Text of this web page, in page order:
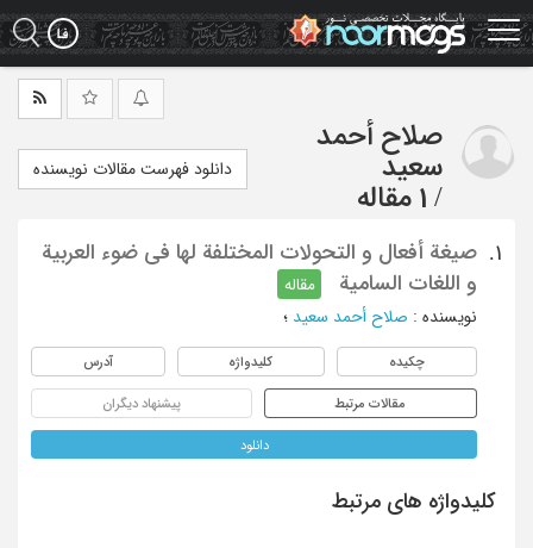
Skip
to
main
صلاح أحمد
سعید
/ 1 مقاله
دانلود فهرست مقالات نویسنده
1.
صیغة أفعال و التحولات المختلفة لها فی ضوء العربیة
و اللغات السامیة
مقاله
نویسنده : صلاح أحمد سعید ؛
چکیده کلیدواژه آدرس
مقالات مرتبط پیشنهاد دیگران
دانلود
کلیدواژه های مرتبط